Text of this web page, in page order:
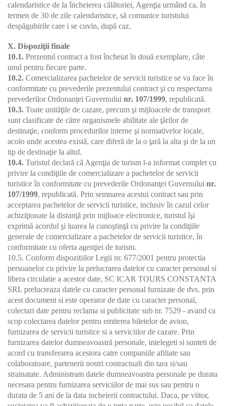
calendaristice de la încheierea călătoriei, Agenţia urmând ca, în
termen de 30 de zile calendaristice, să comunice turistului
despăgubirile care i se cuvin, după caz.
X. Dispoziţii finale
10.1. Prezentul contract a fost încheiat în două exemplare, câte
unul pentru fiecare parte.
10.2. Comercializarea pachetelor de servicii turistice se va face în
conformitate cu prevederile prezentului contract şi cu respectarea
prevederilor Ordonanţei Guvernului nr. 107/1999, republicată.
10.3. Toate unităţile de cazare, precum şi mijloacele de transport
sunt clasificate de către organismele abilitate ale ţărilor de
destinaţie, conform procedurilor interne şi normativelor locale,
acolo unde acestea există, care diferă de la o ţară la alta şi de la un
tip de destinaţie la altul.
10.4. Turistul declară că Agenţia de turism l-a informat complet cu
privire la condiţiile de comercializare a pachetelor de servicii
turistice în conformitate cu prevederile Ordonanţei Guvernului nr.
107/1999, republicată. Prin semnarea acestui contract sau prin
acceptarea pachetelor de servicii turistice, inclusiv în cazul celor
achiziţionate la distanţă prin mijloace electronice, turistul îşi
exprimă acordul şi luarea la cunoştinţă cu privire la condiţiile
generale de comercializare a pachetelor de servicii turistice, în
conformitate cu oferta agenţiei de turism.
10.5. Conform dispozitiilor Legii nr. 677/2001 pentru protectia
persoanelor cu privire la prelucrarea datelor cu caracter personal si
libera circulatie a acestor date, SC ICAR TOURS CONSTANTA
SRL prelucreaza datele cu caracter personal furnizate de dvs. prin
acest document si este operator de date cu caracter personal,
colectari date pentru reclama si publicitate sub nr. 7529 - avand ca
scop colectarea datelor pentru emiterea biletelor de avion,
furnizarea de servicii turistice si a serviciilor de cazare. Prin
furnizarea datelor dumneavoastră personale, intelegeti si sunteti de
acord cu transferarea acestora catre companiile afiliate sau
colaboratoare, partenerii nostri contractuali din tara si/sau
strainatate. Administram datele dumneavoastra personale pe durata
necesara pentru furnizarea serviciilor de mai sus sau pentru o
durata de 5 ani de la data incheierii contractului. Daca, pe viitor,